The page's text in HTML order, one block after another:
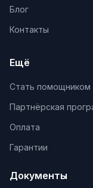
Блог
Контакты
Ещё
Стать помощником
Партнёрская
Оплата
Гарантии
Документы